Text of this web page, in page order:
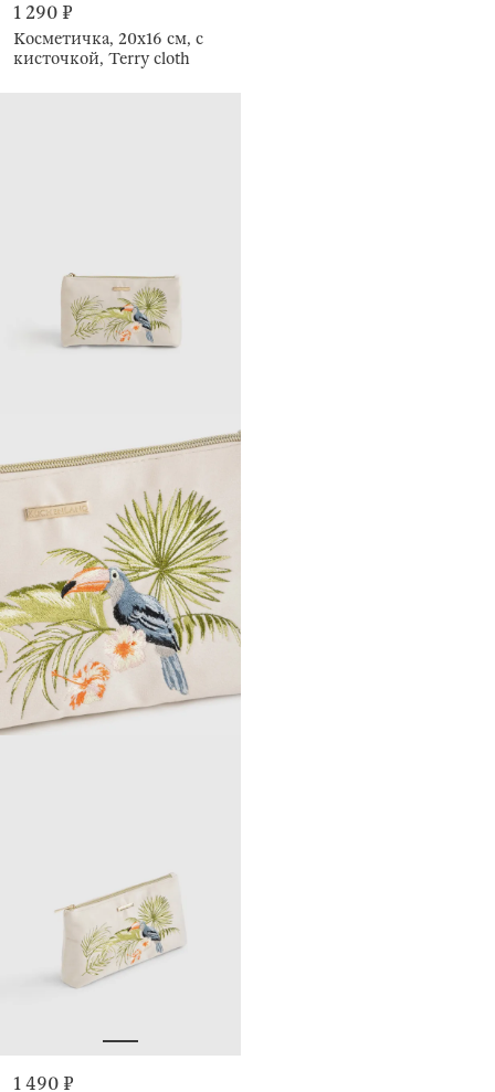
1 290 ₽
Косметичка, 20х16 см, с
кисточкой, Terry cloth
1 490 ₽